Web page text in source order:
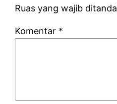
Ruas yang wajib
Komentar *